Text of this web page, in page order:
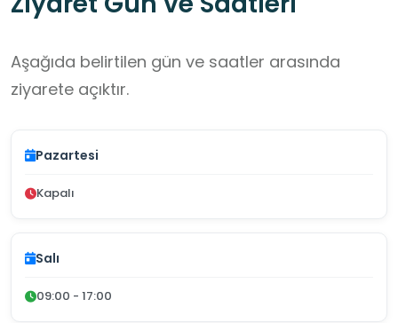
Aşağıda belirtilen gün ve saatler arasında
ziyarete açıktır.
Pazartesi
Kapalı
Salı
09:00 - 17:00